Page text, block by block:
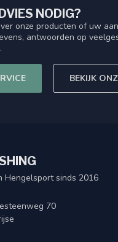
NODIG?
onze producten of uw
antwoorden op
BEKIJK
Hengelsport sinds 2016
70